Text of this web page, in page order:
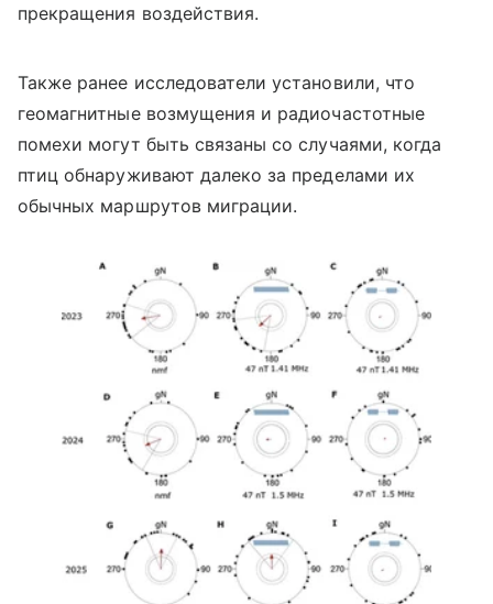
прекращения воздействия.
Также ранее исследователи установили, что
геомагнитные возмущения и радиочастотные
помехи могут быть связаны со случаями, когда
птиц обнаруживают далеко за пределами их
обычных маршрутов миграции.